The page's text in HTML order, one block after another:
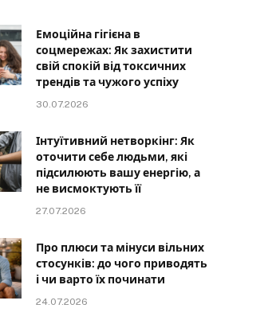
Емоційна гігієна в
соцмережах: Як захистити
свій спокій від токсичних
трендів та чужого успіху
30.07.2026
Інтуїтивний нетворкінг: Як
оточити себе людьми, які
підсилюють вашу енергію, а
не висмоктують її
27.07.2026
Про плюси та мінуси вільних
стосунків: до чого приводять
і чи варто їх починати
24.07.2026